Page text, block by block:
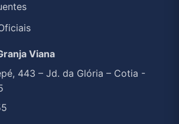
Viana
443 – Jd. da Glória – Cotia -